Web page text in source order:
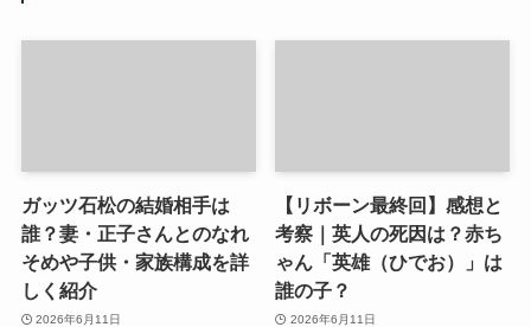
ガッツ石松の結婚相手は
誰？妻・正子さんとのなれ
そめや子供・家族構成を詳
しく紹介
2026年6月11日
【リボーン最終回】感想と
考察｜英人の死因は？赤ち
ゃん「英雄（ひでお）」は
誰の子？
2026年6月11日